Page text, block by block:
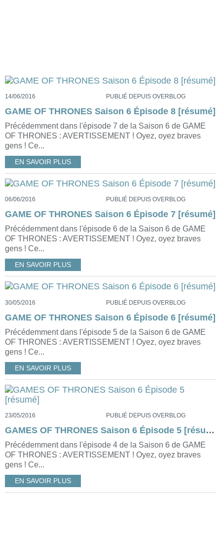
14/06/2016 PUBLIÉ DEPUIS OVERBLOG
GAME OF THRONES Saison 6 Épisode 8 [résumé]
Précédemment dans l'épisode 7 de la Saison 6 de GAME
OF THRONES : AVERTISSEMENT ! Oyez, oyez braves
gens ! Ce...
EN SAVOIR PLUS
06/06/2016 PUBLIÉ DEPUIS OVERBLOG
GAME OF THRONES Saison 6 Épisode 7 [résumé]
Précédemment dans l'épisode 6 de la Saison 6 de GAME
OF THRONES : AVERTISSEMENT ! Oyez, oyez braves
gens ! Ce...
EN SAVOIR PLUS
30/05/2016 PUBLIÉ DEPUIS OVERBLOG
GAME OF THRONES Saison 6 Épisode 6 [résumé]
Précédemment dans l'épisode 5 de la Saison 6 de GAME
OF THRONES : AVERTISSEMENT ! Oyez, oyez braves
gens ! Ce...
EN SAVOIR PLUS
23/05/2016 PUBLIÉ DEPUIS OVERBLOG
GAMES OF THRONES Saison 6 Épisode 5 [résumé]
Précédemment dans l'épisode 4 de la Saison 6 de GAME
OF THRONES : AVERTISSEMENT ! Oyez, oyez braves
gens ! Ce...
EN SAVOIR PLUS